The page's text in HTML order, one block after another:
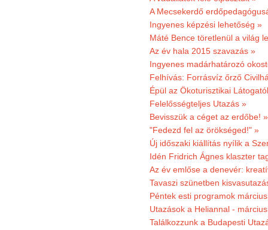
A Mecsekerdő
Ingyenes képzési lehetőség »
Máté Bence töretlenül a világ
Az év hala 2015 szavazás »
Ingyenes madárhatározó
Felhívás: Forrásvíz őrző
Épül az Ökoturisztikai
Felelősségteljes Utazás »
Bevisszük a céget az erdőbe! »
"Fedezd fel az örökséged!" »
Új időszaki kiállítás nyílik a
Idén Fridrich Ágnes klaszter
Az év emlőse a denevér:
Tavaszi szünetben
Péntek esti programok
Utazások a Heliannal -
Találkozzunk a Budapesti